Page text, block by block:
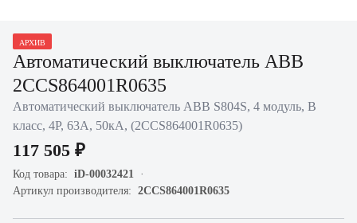
АРХИВ
Автоматический выключатель ABB
2CCS864001R0635
Автоматический выключатель ABB S804S, 4 модуль, B
класс, 4P, 63А, 50кА, (2CCS864001R0635)
117 505 ₽
Код товара: iD-00032421
Артикул производителя: 2CCS864001R0635